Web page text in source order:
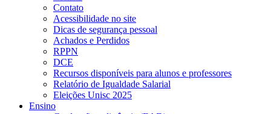
Contato
Acessibilidade no site
Dicas de segurança pessoal
Achados e Perdidos
RPPN
DCE
Recursos disponíveis para alunos e professores
Relatório de Igualdade Salarial
Eleições Unisc 2025
Ensino